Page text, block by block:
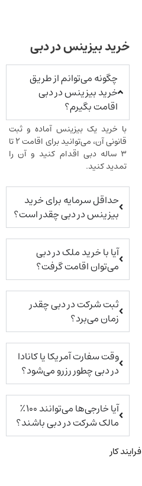
خرید بیزینس در دبی
چگونه می‌توانم از طریق
خرید بیزینس در دبی
اقامت بگیرم؟
با خرید یک بیزینس آماده و ثبت
قانونی آن، می‌توانید برای اقامت ۲ تا
۳ ساله دبی اقدام کنید و آن را
تمدید کنید.
حداقل سرمایه برای خرید
بیزینس در دبی چقدر است؟
آیا با خرید ملک در دبی
می‌توان اقامت گرفت؟
ثبت شرکت در دبی چقدر
زمان می‌برد؟
وقت سفارت آمریکا یا کانادا
در دبی چطور رزرو می‌شود؟
آیا خارجی‌ها می‌توانند ۱۰۰٪
مالک شرکت در دبی باشند؟
فرایند کار